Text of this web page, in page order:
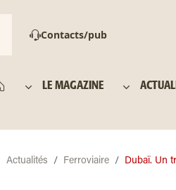
Contacts/pub
LE MAGAZINE
Actualités Ferroviaire Dubaï. Un